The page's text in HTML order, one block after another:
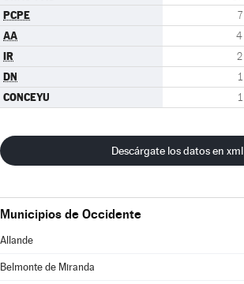
PCPE 7
AA 4
IR 2
DN 1
CONCEYU 1
Descárgate los datos en xml
Municipios de Occidente
Allande
Belmonte de Miranda